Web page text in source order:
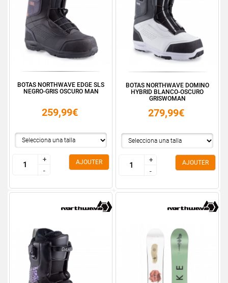
BOTAS NORTHWAVE EDGE SLS
NEGRO-GRIS OSCURO MAN
259,99€
+
-
+
-
AJOUTER
BOTAS NORTHWAVE DOMINO
HYBRID BLANCO-OSCURO
GRISWOMAN
279,99€
+
-
+
-
AJOUTER